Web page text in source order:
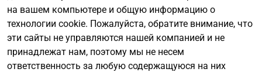
на вашем компьютере и общую информацию о
технологии cookie. Пожалуйста, обратите внимание, что
эти сайты не управляются нашей компанией и не
принадлежат нам, поэтому мы не несем
ответственность за любую содержащуюся на них